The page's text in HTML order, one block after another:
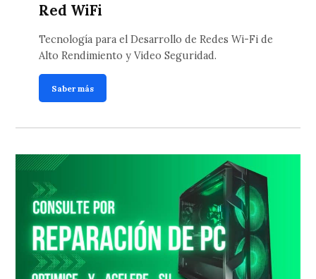
Red WiFi
Tecnología para el Desarrollo de Redes Wi-Fi de
Alto Rendimiento y Video Seguridad.
Saber más